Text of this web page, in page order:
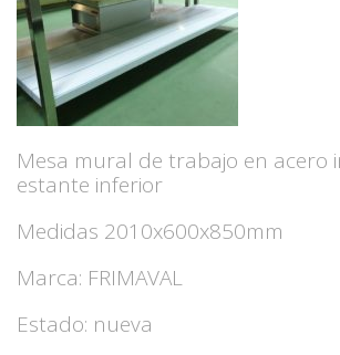
Mesa mural de trabajo en acero
estante inferior
Medidas 2010x600x850mm
Marca: FRIMAVAL
Estado: nueva